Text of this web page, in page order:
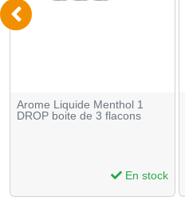
Arome Liquide Menthol 1
DROP boite de 3 flacons
En stock